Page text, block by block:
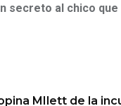
secreto al chico
MIlett de la